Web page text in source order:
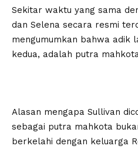
Sekitar waktu yang sama
dan Selena secara resmi
mengumumkan bahwa adik
kedua, adalah putra
Alasan mengapa Sullivan
sebagai putra mahkota
berkelahi dengan keluarga